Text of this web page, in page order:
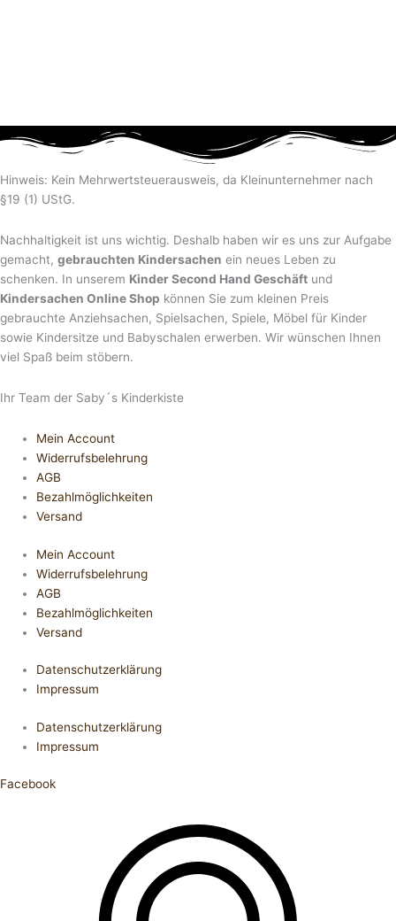
Hinweis: Kein Mehrwertsteuerausweis, da Kleinunternehmer nach
§19 (1) UStG.
Nachhaltigkeit ist uns wichtig. Deshalb haben wir es uns zur Aufgabe
gemacht, gebrauchten Kindersachen ein neues Leben zu
schenken. In unserem Kinder Second Hand Geschäft und
Kindersachen Online Shop können Sie zum kleinen Preis
gebrauchte Anziehsachen, Spiel­sachen, Spiele, Möbel für Kinder
sowie Kindersitze und Babyschalen erwerben. Wir wünschen Ihnen
viel Spaß beim stöbern.
Ihr Team der Saby´s Kinderkiste
Mein Account
Widerrufsbelehrung
AGB
Bezahlmöglichkeiten
Versand
Mein Account
Widerrufsbelehrung
AGB
Bezahlmöglichkeiten
Versand
Datenschutzerklärung
Impressum
Datenschutzerklärung
Impressum
Facebook